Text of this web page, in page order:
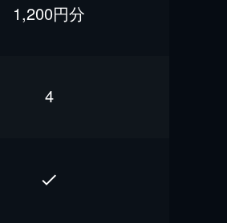
1,200円分
4